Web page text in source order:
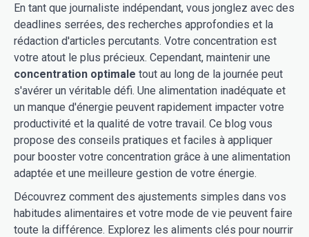
En tant que journaliste indépendant, vous jonglez avec des
deadlines serrées, des recherches approfondies et la
rédaction d'articles percutants. Votre concentration est
votre atout le plus précieux. Cependant, maintenir une
concentration optimale tout au long de la journée peut
s'avérer un véritable défi. Une alimentation inadéquate et
un manque d'énergie peuvent rapidement impacter votre
productivité et la qualité de votre travail. Ce blog vous
propose des conseils pratiques et faciles à appliquer
pour booster votre concentration grâce à une alimentation
adaptée et une meilleure gestion de votre énergie.
Découvrez comment des ajustements simples dans vos
habitudes alimentaires et votre mode de vie peuvent faire
toute la différence. Explorez les aliments clés pour nourrir